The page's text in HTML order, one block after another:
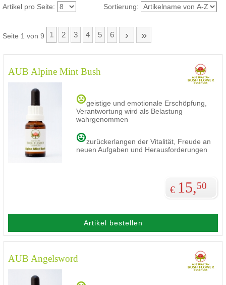
Artikel pro Seite: Sortierung:
Seite 1 von 9 1 2 3 4 5 6 › »
AUB Alpine Mint Bush
geistige und emotionale Erschöpfung,
Verantwortung wird als Belastung
wahrgenommen
zurückerlangen der Vitalität, Freude an
neuen Aufgaben und Herausforderungen
€ 15,50
Artikel bestellen
AUB Angelsword